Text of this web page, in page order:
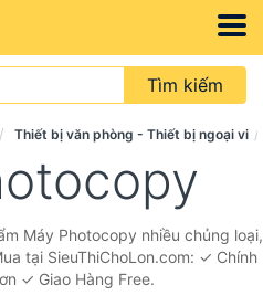
Tìm kiếm
Thiết bị văn phòng - Thiết bị ngoại vi
Máy Photocopy nhiều chủng loại,
tại SieuThiChoLon.com: ✓ Chính
✓ Giao Hàng Free.